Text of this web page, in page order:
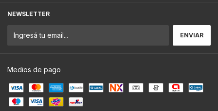
NEWSLETTER
Medios de pago